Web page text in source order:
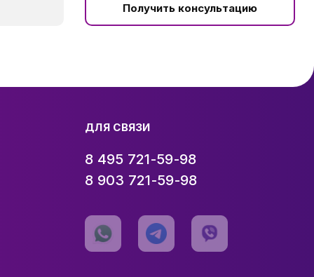
Получить консультацию
ДЛЯ СВЯЗИ
8 495 721-59-98
8 903 721-59-98